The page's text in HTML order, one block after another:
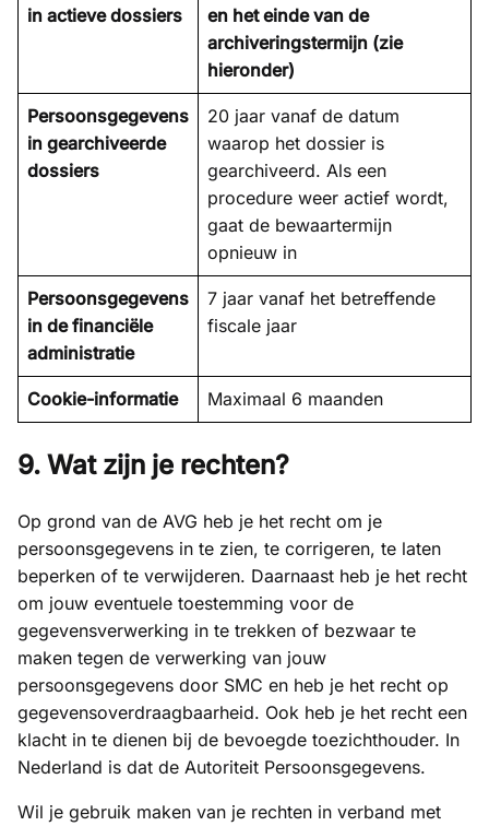
in actieve dossiers
en het einde van de
archiveringstermijn (zie
hieronder)
Persoonsgegevens
in gearchiveerde
dossiers
20 jaar vanaf de datum
waarop het dossier is
gearchiveerd. Als een
procedure weer actief wordt,
gaat de bewaartermijn
opnieuw in
Persoonsgegevens
in de financiële
administratie
7 jaar vanaf het betreffende
fiscale jaar
Cookie-informatie Maximaal 6 maanden
9. Wat zijn je rechten?
Op grond van de AVG heb je het recht om je
persoonsgegevens in te zien, te corrigeren, te laten
beperken of te verwijderen. Daarnaast heb je het recht
om jouw eventuele toestemming voor de
gegevensverwerking in te trekken of bezwaar te
maken tegen de verwerking van jouw
persoonsgegevens door SMC en heb je het recht op
gegevensoverdraagbaarheid. Ook heb je het recht een
klacht in te dienen bij de bevoegde toezichthouder. In
Nederland is dat de Autoriteit Persoonsgegevens.
Wil je gebruik maken van je rechten in verband met